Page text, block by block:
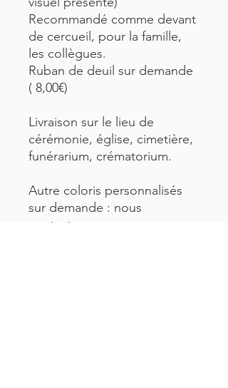
Recommandé comme devant
de cercueil, pour la famille,
les collègues.
Ruban de deuil sur demande
( 8,00€)
Livraison sur le lieu de
cérémonie, église, cimetière,
funérarium, crématorium.
Autre coloris personnalisés
sur demande : nous
contacter.